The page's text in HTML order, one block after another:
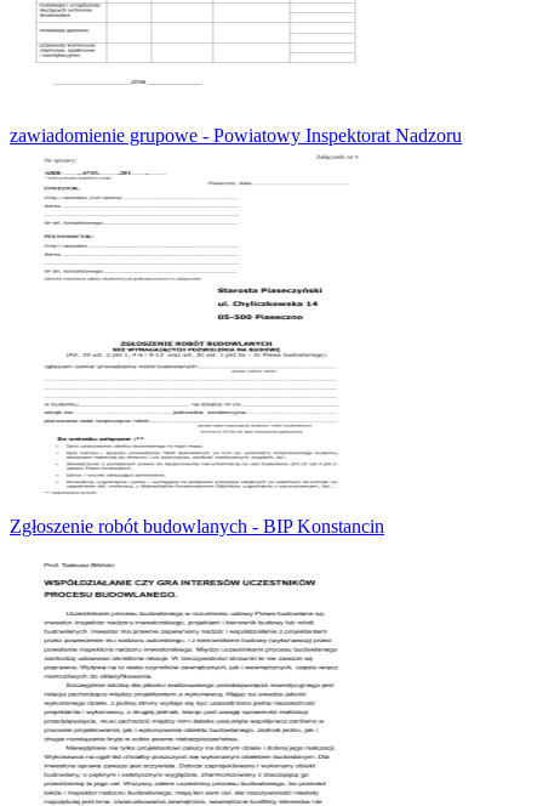
zawiadomienie grupowe - Powiatowy Inspektorat Nadzoru
Zgłoszenie robót budowlanych - BIP Konstancin